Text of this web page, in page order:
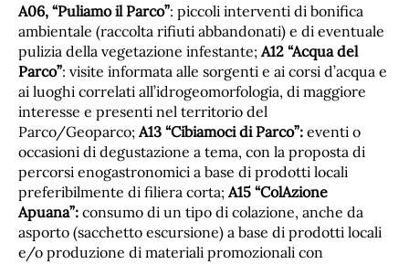
A06, “Puliamo il Parco”: piccoli interventi di bonifica
ambientale (raccolta rifiuti abbandonati) e di eventuale
pulizia della vegetazione infestante; A12 “Acqua del
Parco”: visite informata alle sorgenti e ai corsi d’acqua e
ai luoghi correlati all’idrogeomorfologia, di maggiore
interesse e presenti nel territorio del
Parco/Geoparco; A13 “Cibiamoci di Parco”: eventi o
occasioni di degustazione a tema, con la proposta di
percorsi enogastronomici a base di prodotti locali
preferibilmente di filiera corta; A15 “ColAzione
Apuana”: consumo di un tipo di colazione, anche da
asporto (sacchetto escursione) a base di prodotti locali
e/o produzione di materiali promozionali con